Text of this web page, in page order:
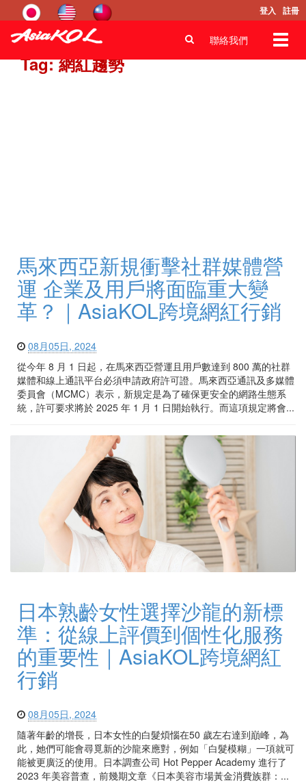
登入 註冊
聯絡我們
Tag: 網紅趨勢
馬來西亞新規衝擊社群媒體營
運 企業及用戶將面臨重大變
革？｜AsiaKOL跨境網紅行銷
08月05日, 2024
從今年 8 月 1 日起，在馬來西亞營運且用戶數達到 800 萬的社群
媒體和線上通訊平台必須申請政府許可證。馬來西亞通訊及多媒體
委員會（MCMC）表示，新規定是為了確保更安全的網路生態系
統，許可要求將於 2025 年 1 月 1 日開始執行。而這項規定將會...
日本熟齡女性選擇沙龍的新標
準：從線上評價到個性化服務
的重要性｜AsiaKOL跨境網紅
行銷
08月05日, 2024
隨著年齡的增長，日本女性的白髮煩惱在50 歲左右達到巔峰，為
此，她們可能會尋覓新的沙龍來應對，例如「白髮模糊」一項就可
能被更廣泛的使用。日本調查公司 Hot Pepper Academy 進行了
2023 年美容普查，前幾期文章《日本美容市場黃金消費族群：...